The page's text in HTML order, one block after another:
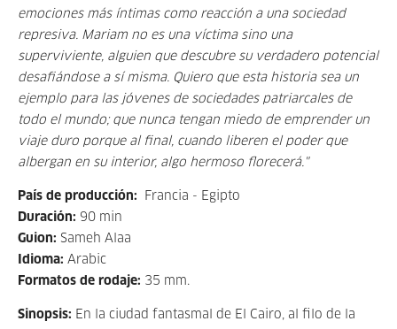
emociones más íntimas como reacción a una sociedad
represiva. Mariam no es una víctima sino una
superviviente, alguien que descubre su verdadero potencial
desafiándose a sí misma. Quiero que esta historia sea un
ejemplo para las jóvenes de sociedades patriarcales de
todo el mundo; que nunca tengan miedo de emprender un
viaje duro porque al final, cuando liberen el poder que
albergan en su interior, algo hermoso florecerá. "
País de producción: Francia - Egipto
Duración: 90 min
Guion: Sameh Alaa
Idioma: Arabic
Formatos de rodaje: 35 mm.
Sinopsis: En la ciudad fantasmal de El Cairo, al filo de la